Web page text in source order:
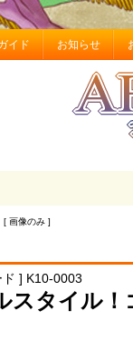
イド お知らせ
画像のみ ]
] K10-0003
スタイル